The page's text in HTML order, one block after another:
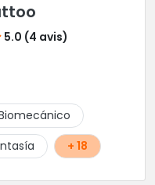
5.0 (4 avis)
+ 18